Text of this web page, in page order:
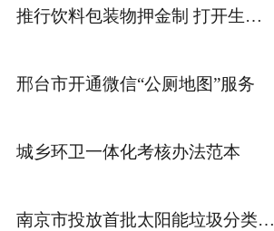
推行饮料包装物押金制 打开生活垃圾分类突破口
邢台市开通微信“公厕地图”服务
城乡环卫一体化考核办法范本
南京市投放首批太阳能垃圾分类回收箱